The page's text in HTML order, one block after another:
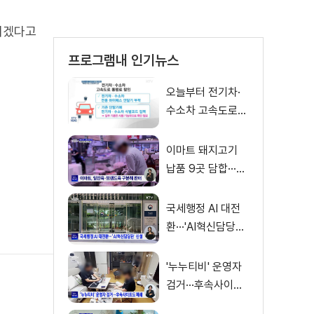
다고
프로그램내 인기뉴스
오늘부터 전기차·
수소차 고속도로
이마트 돼지고기
납품 9곳 담합···과
국세행정 AI 대전
환···'AI혁신담당관'
'누누티비' 운영자
검거···후속사이트